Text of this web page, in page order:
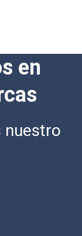
en
nuestro